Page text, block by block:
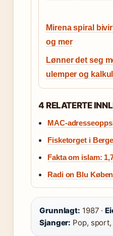
Mirena spiral
og mer
Lønner det seg
ulemper og
4 RELATERTE
MAC-
Fisketorget i
Fakta om islam:
Radi on Blu
Grunnlagt: 1987 ·
Sjanger: Pop,